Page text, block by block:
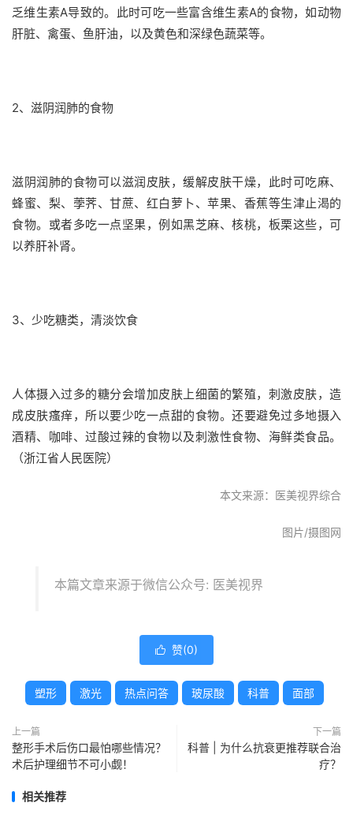
乏维生素A导致的。此时可吃一些富含维生素A的食物，如动物
肝脏、禽蛋、鱼肝油，以及黄色和深绿色蔬菜等。
2、滋阴润肺的食物
滋阴润肺的食物可以滋润皮肤，缓解皮肤干燥，此时可吃麻、
蜂蜜、梨、荸荠、甘蔗、红白萝卜、苹果、香蕉等生津止渴的
食物。或者多吃一点坚果，例如黑芝麻、核桃，板栗这些，可
以养肝补肾。
3、少吃糖类，清淡饮食
人体摄入过多的糖分会增加皮肤上细菌的繁殖，刺激皮肤，造
成皮肤瘙痒，所以要少吃一点甜的食物。还要避免过多地摄入
酒精、咖啡、过酸过辣的食物以及刺激性食物、海鲜类食品。
（浙江省人民医院）
本文来源：医美视界综合
图片/摄图网
本篇文章来源于微信公众号: 医美视界
 赞(0)
塑形 激光 热点问答 玻尿酸 科普 面部
上一篇
整形手术后伤口最怕哪些情况？
术后护理细节不可小觑！
下一篇
科普 | 为什么抗衰更推荐联合治
疗？
相关推荐